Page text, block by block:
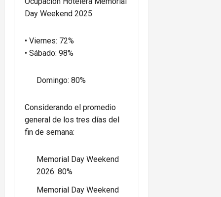
Day Weekend 2025
• Viernes: 72%
• Sábado: 98%
Domingo: 80%
Considerando el promedio
general de los tres días del
fin de semana:
Memorial Day Weekend
2026: 80%
Memorial Day Weekend